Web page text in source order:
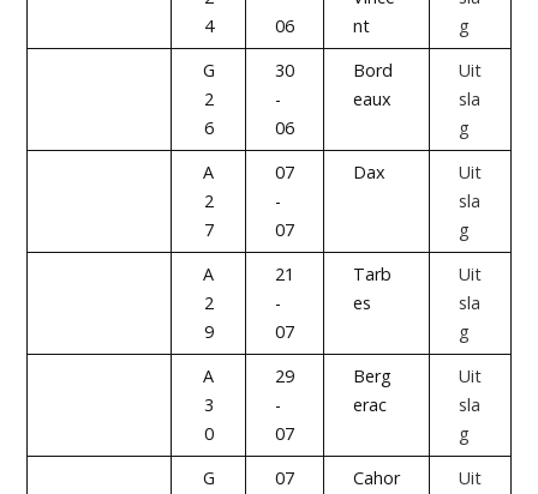
4
06
nt
g
G
2
6
30
-
06
Bord
eaux
Uit
sla
g
A
2
7
07
-
07
Dax
Uit
sla
g
A
2
9
21
-
07
Tarb
es
Uit
sla
g
A
3
0
29
-
07
Berg
erac
Uit
sla
g
G
07
Cahor
Uit